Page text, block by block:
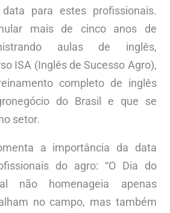
para estes profissionais.
mais de cinco anos de
aulas de inglês,
ISA (Inglês de Sucesso Agro),
completo de inglês
do Brasil e que se
setor.
a importância da data
do agro: “O Dia do
não homenageia apenas
no campo, mas também